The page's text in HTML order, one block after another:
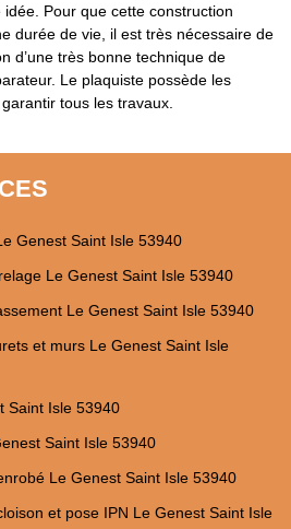
Pour que cette construction
durée de vie, il est très nécessaire de
d’une très bonne technique de
Le plaquiste possède les
tous les travaux.
Genest Saint Isle 53940
Le Genest Saint Isle 53940
Le Genest Saint Isle 53940
et murs Le Genest Saint Isle
Saint Isle 53940
Saint Isle 53940
Le Genest Saint Isle 53940
et pose IPN Le Genest Saint Isle